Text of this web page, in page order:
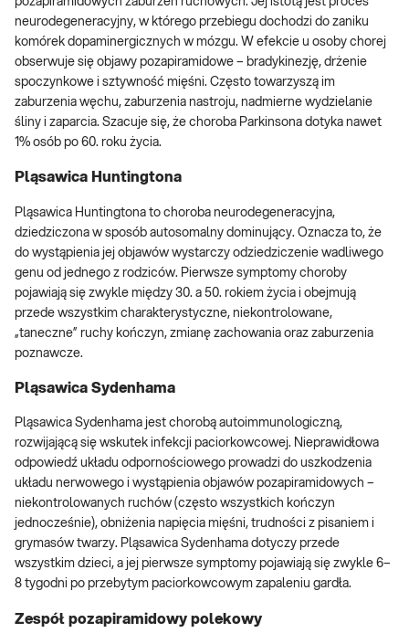
neurodegeneracyjny, w którego przebiegu dochodzi do zaniku
komórek dopaminergicznych w mózgu. W efekcie u osoby chorej
obserwuje się objawy pozapiramidowe – bradykinezję, drżenie
spoczynkowe i sztywność mięśni. Często towarzyszą im
zaburzenia węchu, zaburzenia nastroju, nadmierne wydzielanie
śliny i zaparcia. Szacuje się, że choroba Parkinsona dotyka nawet
1% osób po 60. roku życia.
Pląsawica Huntingtona
Pląsawica Huntingtona to choroba neurodegeneracyjna,
dziedziczona w sposób autosomalny dominujący. Oznacza to, że
do wystąpienia jej objawów wystarczy odziedziczenie wadliwego
genu od jednego z rodziców. Pierwsze symptomy choroby
pojawiają się zwykle między 30. a 50. rokiem życia i obejmują
przede wszystkim charakterystyczne, niekontrolowane,
„taneczne” ruchy kończyn, zmianę zachowania oraz zaburzenia
poznawcze.
Pląsawica Sydenhama
Pląsawica Sydenhama jest chorobą autoimmunologiczną,
rozwijającą się wskutek infekcji paciorkowcowej. Nieprawidłowa
odpowiedź układu odpornościowego prowadzi do uszkodzenia
układu nerwowego i wystąpienia objawów pozapiramidowych –
niekontrolowanych ruchów (często wszystkich kończyn
jednocześnie), obniżenia napięcia mięśni, trudności z pisaniem i
grymasów twarzy. Pląsawica Sydenhama dotyczy przede
wszystkim dzieci, a jej pierwsze symptomy pojawiają się zwykle 6–
8 tygodni po przebytym paciorkowcowym zapaleniu gardła.
Zespół pozapiramidowy polekowy